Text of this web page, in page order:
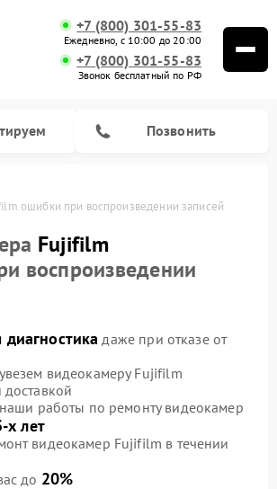
+7 (800) 301-55-83
Ежедневно, с 10:00 до 20:00
+7 (800) 301-55-83
Звонок бесплатный по РФ
Позвонить
ошибки при воспроизведении записей
Fujifilm
воспроизведении
диагностика даже при отказе от
видеокамеру Fujifilm
работы по ремонту видеокамер
х лет
видеокамер Fujifilm в течении
до 20%